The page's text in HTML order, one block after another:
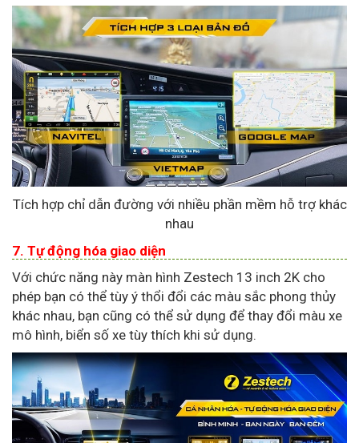
Tích hợp chỉ dẫn đường với nhiều phần mềm hỗ trợ khác
nhau
7. Tự động hóa giao diện
Với chức năng này màn hình Zestech 13 inch 2K cho
phép bạn có thể tùy ý thổi đổi các màu sắc phong thủy
khác nhau, bạn cũng có thể sử dụng để thay đổi màu xe
mô hình, biển số xe tùy thích khi sử dụng.